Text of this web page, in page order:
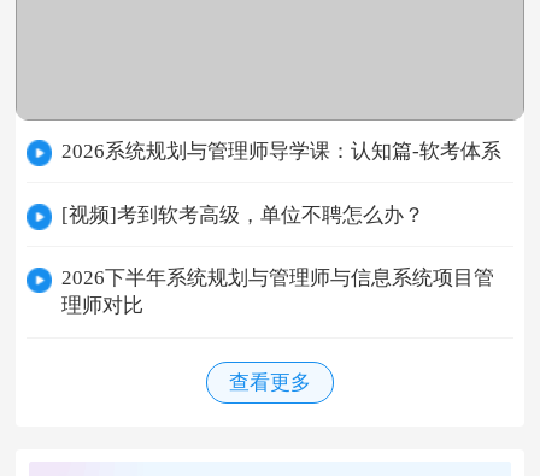
2026系统规划与管理师导学课：认知篇-软考体系
[视频]考到软考高级，单位不聘怎么办？
2026下半年系统规划与管理师与信息系统项目管
理师对比
查看更多